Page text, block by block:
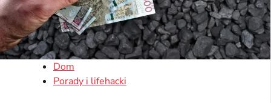
Dom
Porady i lifehacki